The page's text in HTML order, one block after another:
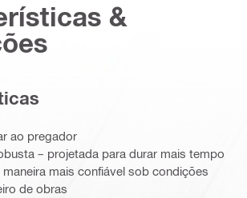
&
ao pregador
– projetada para durar mais tempo
mais confiável sob condições
de obras